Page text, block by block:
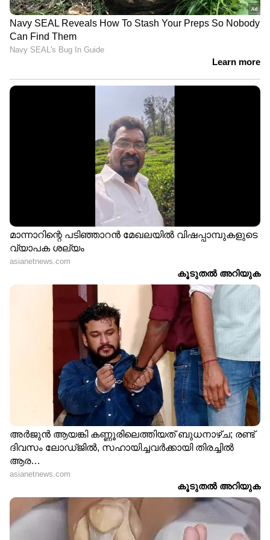
ഉയര്‍ന്നുകൊണ്ടിരിക്കും. ഒരുപാട് മനുഷ്യരുടെ
ഒച്ചകള്‍ക്കിടയില്‍ മുങ്ങി മുങ്ങി പലപ്പോഴും
അയാളുടെ ഒച്ച ആഴങ്ങളിലേക്ക് ഊളിയിട്ടു
പോയതുകൊണ്ടാവാം ചില നേരത്തൊന്നും
ഡേവിഡിന്റെ ഒച്ച ആരും കേട്ടിരുന്നില്ല.
കേട്ടവരും കേട്ടതായി നടിച്ചിരുന്നില്ല. അന്തി
മയങ്ങുമ്പോള്‍ തൂവാലക്കെട്ടില്‍ പൊതിഞ്ഞ
നാണയത്തുട്ടുകളുമായി അയാള്‍ വീണ്ടും
മദ്യശാലയിലേക്ക് പായും. രാവിലത്തെ കടം
വീട്ടും. വീണ്ടും മതിയാവോളം കുടിക്കും.
ചിലപ്പോള്‍ മേശമേല്‍ തല ചായ്ച്ചു
മയങ്ങിപ്പോകും. വെയിലാറി തണുക്കുമ്പോള്‍
കൈയിലൊരു ഭക്ഷണപ്പൊതിയുമായി വരുന്ന
ദീദിയല്ലാതെ മറ്റാരും ആ മനുഷ്യന്‍ ഉണ്ടോ
ഉറങ്ങിയോന്ന് തിരക്കിയിരുന്നില്ല.
ദീദി, ആ തെരുവോരങ്ങളില്‍ ഉന്തുവണ്ടിയും
തള്ളി മസാല ചായ വില്‍ക്കും. മുഷിഞ്ഞ
സാരിത്തലപ്പു കൊണ്ട് എത്ര തുടച്ചാലും
അവരുടെ നെറ്റിത്തടത്തിലെ വിയര്‍പ്പുണങ്ങില്ല.
രാവിരുട്ടും വരെ വണ്ടിയുന്തി ദീദിയുടെ
കൈകള്‍ വിറകു കൊള്ളി പോലെ ശോഷിച്ചു
പോയിരുന്നു. അവരുടെ കൈകളില്‍ ചുവന്ന
തീനാളങ്ങള്‍ മുത്തിച്ചുവപ്പിച്ച കറുത്ത
പാടുകളുണ്ട്.
തണുപ്പേറ്റ് മരവിച്ചു പോയൊരു വൈകുന്നേരം
മദ്യശാലയില്‍ ഡേവിഡിന്റെ സീറ്റിനു മുന്നില്‍
ചെമ്പിച്ച മുടിയും തള്ളവിരലില്‍ മാത്രം കൂര്‍ത്ത്
നീണ്ട നഖവുമുള്ള ഒരു ചെറുപ്പക്കാരന്‍